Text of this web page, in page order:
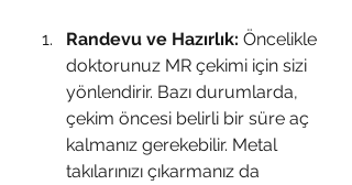
Randevu ve Hazırlık: Öncelikle
doktorunuz MR çekimi için sizi
yönlendirir. Bazı durumlarda,
çekim öncesi belirli bir süre aç
kalmanız gerekebilir. Metal
takılarınızı çıkarmanız da